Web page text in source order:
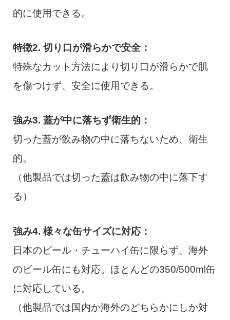
的に使用できる。
特徴2. 切り口が滑らかで安全：
特殊なカット方法により切り口が滑らかで肌
を傷つけず、安全に使用できる。
強み3. 蓋が中に落ちず衛生的：
切った蓋が飲み物の中に落ちないため、衛生
的。
（他製品では切った蓋は飲み物の中に落下す
る）
強み4. 様々な缶サイズに対応：
日本のビール・チューハイ缶に限らず、海外
のビール缶にも対応。ほとんどの350/500ml缶
に対応している。
（他製品では国内か海外のどちらかにしか対